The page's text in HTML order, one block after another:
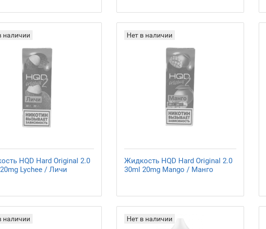
наличии
HQD Hard Original 2.0
Lychee / Личи
Нет в наличии
Жидкость HQD Hard Original 2.0
30ml 20mg Mango / Манго
наличии Нет в наличии